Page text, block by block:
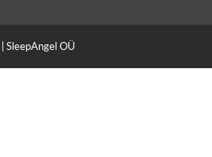
| SleepAngel OÜ